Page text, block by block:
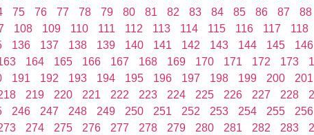
75 76 77 78 79 80 81 82 83 84 85 86 87 88
108 109 110 111 112 113 114 115 116 117 118
136 137 138 139 140 141 142 143 144 145 146
164 165 166 167 168 169 170 171 172 173
191 192 193 194 195 196 197 198 199 200 201
219 220 221 222 223 224 225 226 227 228
246 247 248 249 250 251 252 253 254 255 256
274 275 276 277 278 279 280 281 282 283